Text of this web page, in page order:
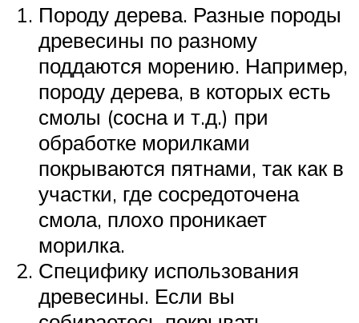
Породу дерева. Разные породы
древесины по разному
поддаются морению. Например,
породу дерева, в которых есть
смолы (сосна и т.д.) при
обработке морилками
покрываются пятнами, так как в
участки, где сосредоточена
смола, плохо проникает
морилка.
Специфику использования
древесины. Если вы